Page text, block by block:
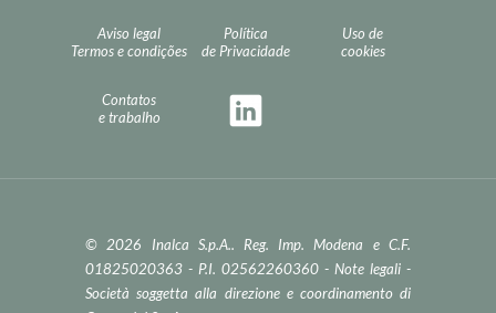
Aviso legal
Termos e condições
Política
de Privacidade
Uso de
cookies
Contatos
e trabalho
© 2026 Inalca S.p.A.. Reg. Imp. Modena e C.F.
01825020363 - P.I. 02562260360 - Note legali-
Società soggetta alla direzione e coordinamento di